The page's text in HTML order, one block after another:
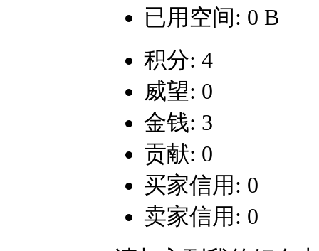
已用空间: 0 B
积分: 4
威望: 0
金钱: 3
贡献: 0
买家信用: 0
卖家信用: 0